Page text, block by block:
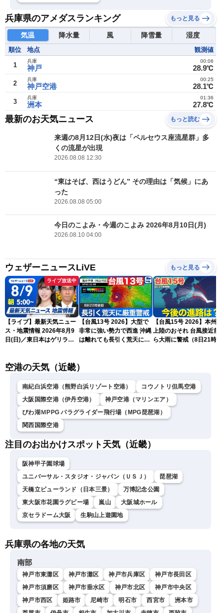
兵庫県のアメダスランキング もっと見る
気温 降水量 風 降雪量 湿度
順位 地点 観測値
1 神戸
兵庫
28.9℃
00:06
2 神戸空港
兵庫
28.1℃
00:25
3 洲本
兵庫
27.8℃
01:36
最新のお天気ニュース もっと読む
来週の8月12日(水)夜は「ペルセウス座流星群」多
くの流星が出現
2026.08.08 12:30
“東はそば、西はうどん” その理由は「気候」にあ
った
2026.08.08 05:00
今日のこよみ・今週のこよみ 2026年8月10日(月)
2026.08.10 04:00
ウェザーニュースLiVE もっと見る
ライブ放送中
【ライブ】最新天気ニュー
ス・地震情報 2026年8月9
日(日)／東日本はゲリラ雷
ュースLiVEモーニング・魚
【台風13号 2026】大型で
非常に強い勢力で西進 沖縄
は離れても長引く荒天に厳
【台風15号 2026】本州
上陸のおそれ 台風接近前
ら大雨に警戒（8日21時
空港の天気（近畿）
南紀白浜空港（熊野白浜リゾート空港）
コウノトリ但馬空港
大阪国際空港（伊丹空港）
神戸空港（マリンエア）
びわ湖ＭPPG パラグライダー飛行場（MPG琵琶湖）
関西国際空港
注目のお出かけスポット天気（近畿）
阪神甲子園球場
ユニバーサル・スタジオ・ジャパン（ＵＳＪ）
琵琶湖
天橋立ビューランド（日本三景）
万博記念公園
東大阪市花園ラグビー場
嵐山
大阪城ホール
京セラドーム大阪
生駒山上遊園地
兵庫県の各地の天気
南部
神戸市東灘区 神戸市灘区 神戸市兵庫区
神戸市長田区
神戸市須磨区
神戸市垂水区 神戸市北区
神戸市中央区
神戸市西区
姫路市 尼崎市 明石市 西宮市
洲本市